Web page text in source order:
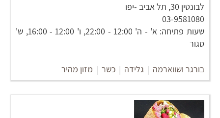
לבונטין 30, תל אביב -יפו
03-9581080
שעות פתיחה: א' - ה' 12:00 - 22:00, ו' 12:00 - 16:00, ש'
סגור
בורגר ושווארמה | גלידה | כשר | מזון מהיר